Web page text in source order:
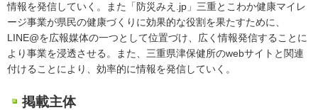
情報を発信していく。また「防災みえ.jp」三重とこわか健康マイレ
ージ事業が県民の健康づくりに効果的な役割を果たすために、
LINE@を広報媒体の一つとして位置づけ、広く情報発信することに
より事業を浸透させる。また、三重県津保健所のwebサイトと関連
付けることにより、効率的に情報を発信していく。
掲載主体